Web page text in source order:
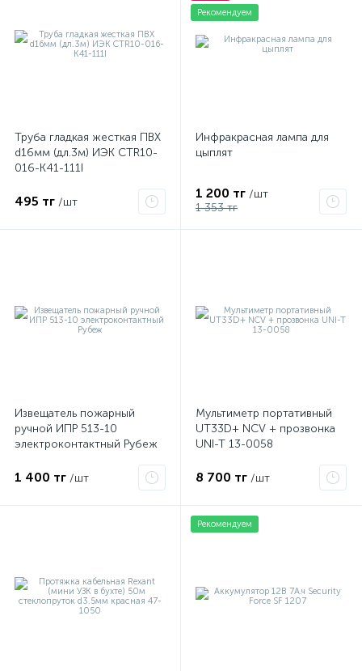
Труба гладкая жесткая ПВХ
d16мм (дл.3м) ИЭК CTR10-
016-K41-111I
495 тг /шт
Рекомендуем
Инфракрасная лампа для
цыплят
1 200 тг /шт
1 353 тг
Извещатель пожарный
ручной ИПР 513-10
электроконтактный Рубеж
1 400 тг /шт
Мультиметр портативный
UT33D+ NCV + прозвонка
UNI-T 13-0058
8 700 тг /шт
Рекомендуем